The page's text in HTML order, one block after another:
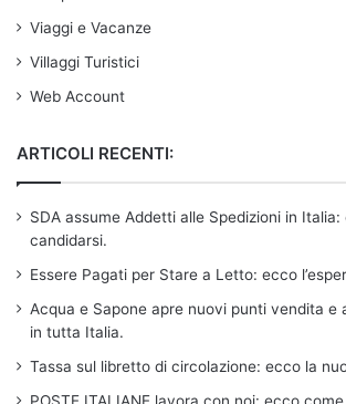
Viaggi e Vacanze
Villaggi Turistici
Web Account
ARTICOLI RECENTI:
SDA assume Addetti alle Spedizioni in
candidarsi.
Essere Pagati per Stare a Letto: ecco
Acqua e Sapone apre nuovi punti vendita e
in tutta Italia.
Tassa sul libretto di circolazione: ecco la